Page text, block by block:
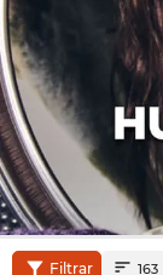
Filtrar 163